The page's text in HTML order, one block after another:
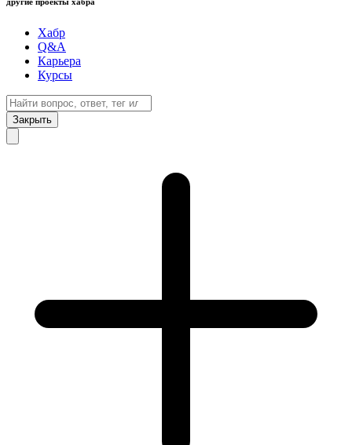
Хабр
Q&A
Карьера
Курсы
Закрыть